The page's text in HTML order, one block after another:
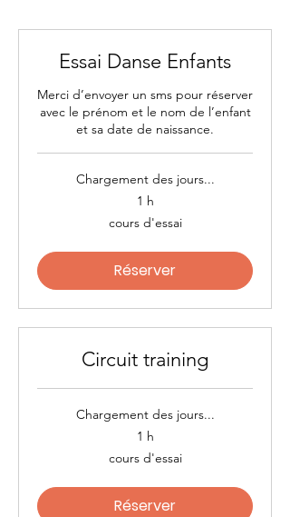
Essai Danse Enfants
Merci d’envoyer un sms pour réserver
avec le prénom et le nom de l’enfant
et sa date de naissance.
Chargement des jours...
1 h
cours d'essai
Réserver
Circuit training
Chargement des jours...
1 h
cours d'essai
Réserver